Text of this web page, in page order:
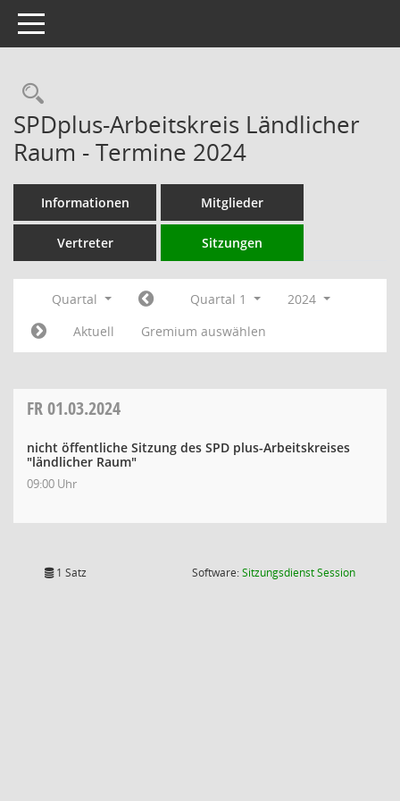
Toggle navigation
Rechercheauswahl
SPDplus-Arbeitskreis Ländlicher
Raum - Termine 2024
Informationen Mitglieder
Vertreter Sitzungen
Quartal Quartal 1
2024
Aktuell
Gremium auswählen
FR01.03.2024
nicht öffentliche Sitzung des SPD plus-Arbeitskreises
"ländlicher Raum"
09:00 Uhr
1 Satz Software:SitzungsdienstSession(Wird in